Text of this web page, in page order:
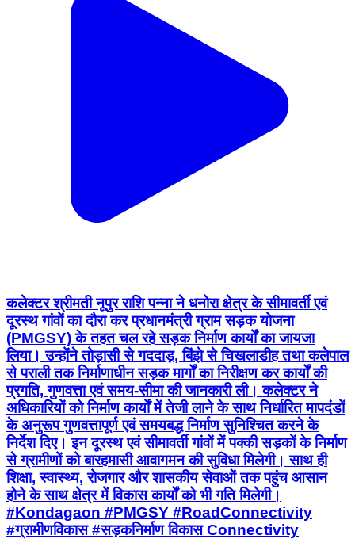
कलेक्टर श्रीमती नूपुर राशि पन्ना ने धनोरा क्षेत्र के सीमावर्ती एवं
दूरस्थ गांवों का दौरा कर प्रधानमंत्री ग्राम सड़क योजना
(PMGSY) के तहत चल रहे सड़क निर्माण कार्यों का जायजा
लिया। उन्होंने तोड़ासी से गददाड़, बिंझे से चिखलाडीह तथा कलेपाल
से पराली तक निर्माणाधीन सड़क मार्गों का निरीक्षण कर कार्यों की
प्रगति, गुणवत्ता एवं समय-सीमा की जानकारी ली। कलेक्टर ने
अधिकारियों को निर्माण कार्यों में तेजी लाने के साथ निर्धारित मापदंडों
के अनुरूप गुणवत्तापूर्ण एवं समयबद्ध निर्माण सुनिश्चित करने के
निर्देश दिए। इन दूरस्थ एवं सीमावर्ती गांवों में पक्की सड़कों के निर्माण
से ग्रामीणों को बारहमासी आवागमन की सुविधा मिलेगी। साथ ही
शिक्षा, स्वास्थ्य, रोजगार और शासकीय सेवाओं तक पहुंच आसान
होने के साथ क्षेत्र में विकास कार्यों को भी गति मिलेगी।
#Kondagaon #PMGSY #RoadConnectivity
#ग्रामीणविकास #सड़कनिर्माण विकास Connectivity